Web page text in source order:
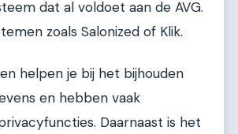
dat al voldoet aan de AVG.
zoals Salonized of Klik.
helpen je bij het bijhouden
en hebben vaak
Daarnaast is het